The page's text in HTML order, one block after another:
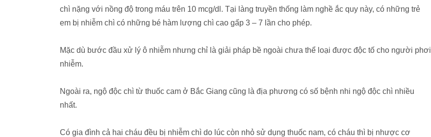
chì nặng với nồng độ trong máu trên 10 mcg/dl. Tại làng truyền thống làm nghề ắc quy này, có những trẻ
em bị nhiễm chì có những bé hàm lượng chì cao gấp 3 – 7 lần cho phép.
Mặc dù bước đầu xử lý ô nhiễm nhưng chỉ là giải pháp bề ngoài chưa thể loại được độc tố cho người phơi
nhiễm.
Ngoài ra, ngộ độc chì từ thuốc cam ở Bắc Giang cũng là địa phương có số bệnh nhi ngộ độc chì nhiều
nhất.
Có gia đình cả hai cháu đều bị nhiễm chì do lúc còn nhỏ sử dụng thuốc nam, có cháu thì bị nhược cơ